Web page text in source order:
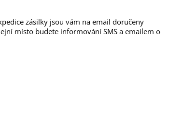
zásilky jsou vám na email doručeny
místo budete informování SMS a emailem o